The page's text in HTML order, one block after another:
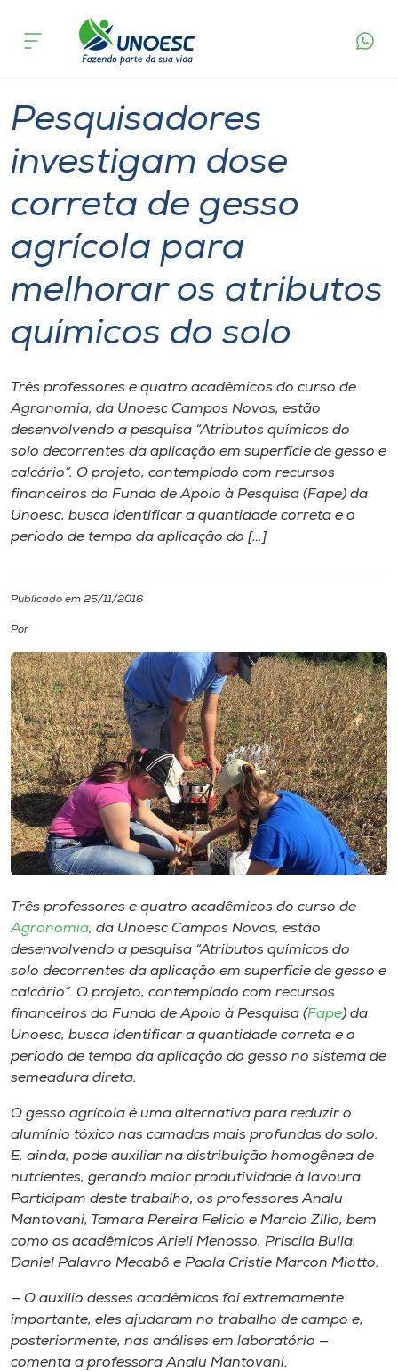
Cursos
Pesquisa
Atendimento ao Estudante
Portal de Ensino
Unoesc
Internacionalização
I.nova
Diplomados
Cultura
CPA
Biblioteca
Editora
Rádio
Museu
Unoesc
Selecione
A+
A-
acontece
solo
Pesquisadores
investigam dose
correta de gesso
agrícola para
melhorar os atributos
químicos do solo
Três professores e quatro acadêmicos do curso de
Agronomia, da Unoesc Campos Novos, estão
desenvolvendo a pesquisa “Atributos químicos do
solo decorrentes da aplicação em superfície de gesso e
calcário”. O projeto, contemplado com recursos
financeiros do Fundo de Apoio à Pesquisa (Fape) da
Unoesc, busca identificar a quantidade correta e o
período de tempo da aplicação do […]
Publicado em 25/11/2016
Por
Três professores e quatro acadêmicos do curso de
Agronomia, da Unoesc Campos Novos, estão
desenvolvendo a pesquisa “Atributos químicos do
solo decorrentes da aplicação em superfície de gesso e
calcário”. O projeto, contemplado com recursos
financeiros do Fundo de Apoio à Pesquisa (Fape) da
Unoesc, busca identificar a quantidade correta e o
período de tempo da aplicação do gesso no sistema de
semeadura direta.
O gesso agrícola é uma alternativa para reduzir o
alumínio tóxico nas camadas mais profundas do solo.
E, ainda, pode auxiliar na distribuição homogênea de
nutrientes, gerando maior produtividade à lavoura.
Participam deste trabalho, os professores Analu
Mantovani, Tamara Pereira Felicio e Marcio Zilio, bem
como os acadêmicos Arieli Menosso, Priscila Bulla,
Daniel Palavro Mecabô e Paola Cristie Marcon Miotto.
— O auxilio desses acadêmicos foi extremamente
importante, eles ajudaram no trabalho de campo e,
posteriormente, nas análises em laboratório —
comenta a professora Analu Mantovani.